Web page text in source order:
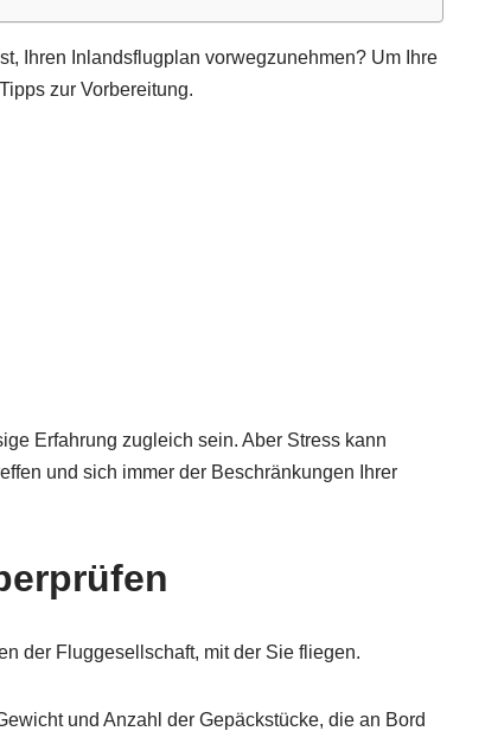
Ihren Inlandsflugplan vorwegzunehmen? Um Ihre
zur Vorbereitung.
Erfahrung zugleich sein. Aber Stress kann
und sich immer der Beschränkungen Ihrer
der Fluggesellschaft, mit der Sie fliegen.
und Anzahl der Gepäckstücke, die an Bord